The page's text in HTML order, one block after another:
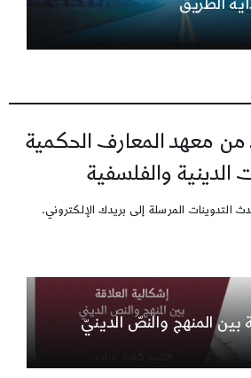
من معهد المعارف الحكمية
الدينية والفلسفية
التدوينات المرسلة إلى بريدك الإلكتروني.
بين المنهج والنصّ الدينيّ